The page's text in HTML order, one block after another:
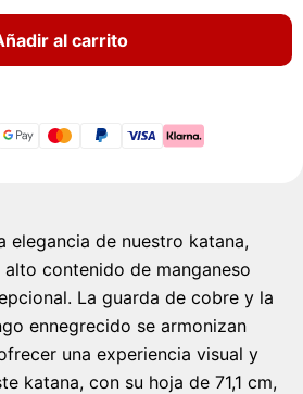
al carrito
elegancia de nuestro katana,
contenido de manganeso
La guarda de cobre y la
ennegrecido se armonizan
una experiencia visual y
katana, con su hoja de 71,1 cm,